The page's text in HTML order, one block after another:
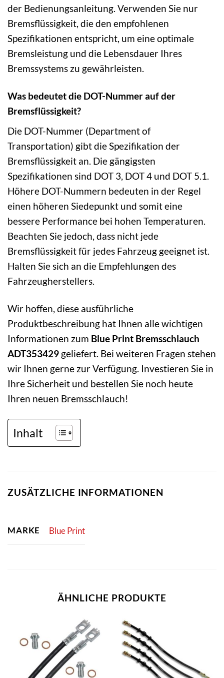
der Bedienungsanleitung. Verwenden Sie nur
Bremsflüssigkeit, die den empfohlenen
Spezifikationen entspricht, um eine optimale
Bremsleistung und die Lebensdauer Ihres
Bremssystems zu gewährleisten.
Was bedeutet die DOT-Nummer auf der
Bremsflüssigkeit?
Die DOT-Nummer (Department of
Transportation) gibt die Spezifikation der
Bremsflüssigkeit an. Die gängigsten
Spezifikationen sind DOT 3, DOT 4 und DOT 5.1.
Höhere DOT-Nummern bedeuten in der Regel
einen höheren Siedepunkt und somit eine
bessere Performance bei hohen Temperaturen.
Beachten Sie jedoch, dass nicht jede
Bremsflüssigkeit für jedes Fahrzeug geeignet ist.
Halten Sie sich an die Empfehlungen des
Fahrzeugherstellers.
Wir hoffen, diese ausführliche
Produktbeschreibung hat Ihnen alle wichtigen
Informationen zum Blue Print Bremsschlauch
ADT353429 geliefert. Bei weiteren Fragen stehen
wir Ihnen gerne zur Verfügung. Investieren Sie in
Ihre Sicherheit und bestellen Sie noch heute
Ihren neuen Bremsschlauch!
Inhalt
ZUSÄTZLICHE INFORMATIONEN
MARKE Blue Print
ÄHNLICHE PRODUKTE